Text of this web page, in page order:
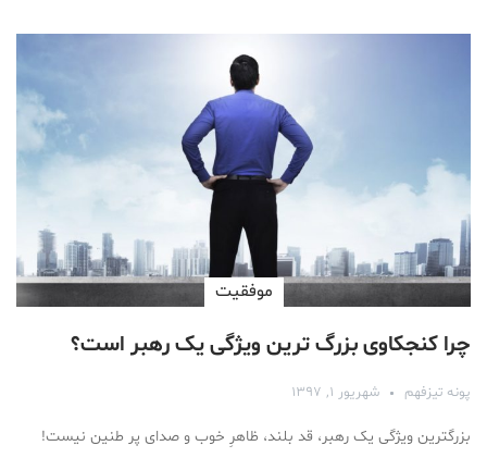
موفقیت
چرا کنجکاوی بزرگ ترین ویژگی یک رهبر است؟
پونه تیزفهم شهریور ۱, ۱۳۹۷
بزرگترین ویژگی یک رهبر، قد بلند، ظاهرِ خوب و صدای پر طنین نیست!